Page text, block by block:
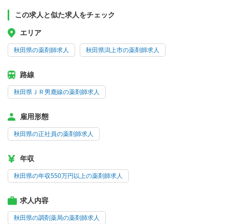
この求人と似た求人をチェック
エリア
秋田県の薬剤師求人 秋田県潟上市の薬剤師求人
路線
秋田県ＪＲ男鹿線の薬剤師求人
雇用形態
秋田県の正社員の薬剤師求人
年収
秋田県の年収550万円以上の薬剤師求人
求人内容
秋田県の調剤薬局の薬剤師求人